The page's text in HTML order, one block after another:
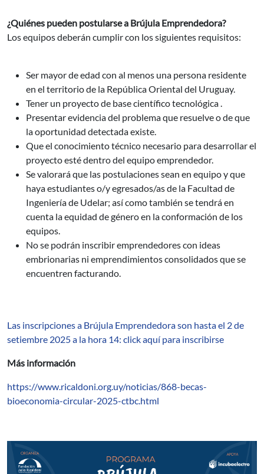
¿Quiénes pueden postularse a Brújula Emprendedora?
Los equipos deberán cumplir con los siguientes requisitos:
Ser mayor de edad con al menos una persona residente
en el territorio de la República Oriental del Uruguay.
Tener un proyecto de base científico tecnológica .
Presentar evidencia del problema que resuelve o de que
la oportunidad detectada existe.
Que el conocimiento técnico necesario para desarrollar el
proyecto esté dentro del equipo emprendedor.
Se valorará que las postulaciones sean en equipo y que
haya estudiantes o/y egresados/as de la Facultad de
Ingeniería de Udelar; así como también se tendrá en
cuenta la equidad de género en la conformación de los
equipos.
No se podrán inscribir emprendedores con ideas
embrionarias ni emprendimientos consolidados que se
encuentren facturando.
Las inscripciones a Brújula Emprendedora son hasta el 2 de
setiembre 2025 a la hora 14: click aquí para inscribirse
Más información
https://www.ricaldoni.org.uy/noticias/868-becas-
bioeconomia-circular-2025-ctbc.html